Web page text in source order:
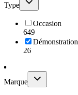
Type
Occasion
649
Démonstration
26
Marque